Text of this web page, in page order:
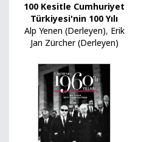
100 Kesitle Cumhuriyet
Türkiyesi'nin 100 Yılı
Alp Yenen (Derleyen), Erik
Jan Zürcher (Derleyen)